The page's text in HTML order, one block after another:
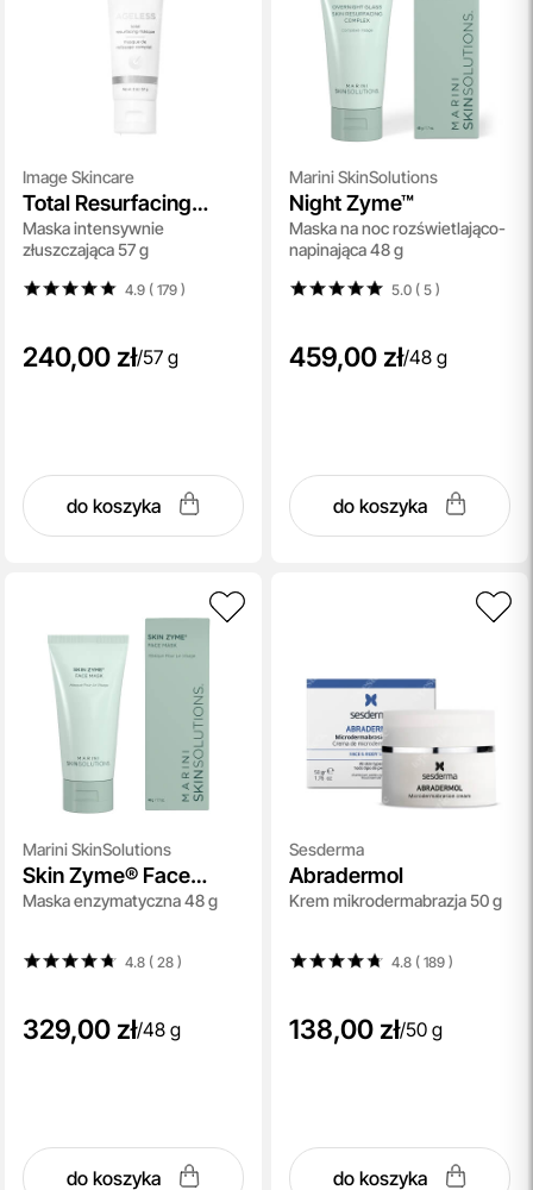
Image Skincare
Total Resurfacing
Masque
Maska intensywnie
złuszczająca 57 g
4.9 ( 179)
240,00 zł/57 g
do koszyka
Marini SkinSolutions
Night Zyme™
Maska na noc rozświetlająco-
napinająca 48 g
5.0 ( 5)
459,00 zł/48 g
do koszyka
Marini SkinSolutions
Skin Zyme® Face
Mask
Maska enzymatyczna 48 g
4.8 ( 28)
329,00 zł/48 g
do koszyka
Sesderma
Abradermol
Krem mikrodermabrazja 50 g
4.8 ( 189)
138,00 zł/50 g
do koszyka